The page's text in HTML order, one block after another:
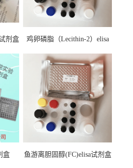
剂盒
鸡卵磷脂（Lecithin-2）elisa
盒 鱼游离胆固醇(FC)elisa试剂盒